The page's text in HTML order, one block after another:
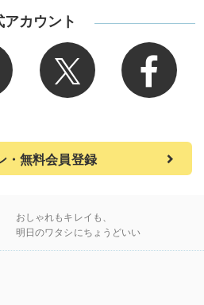
アカウント
・無料会員登録
おしゃれもキレイも、
明日のワタシにちょうどいい